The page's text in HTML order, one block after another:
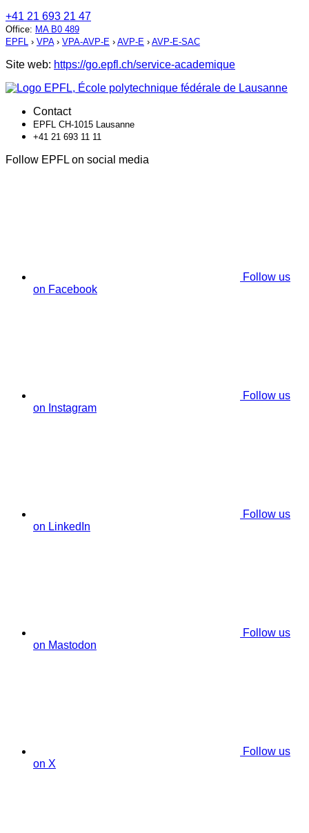
+41 21 693 21 47
Office: MA B0 489
EPFL › VPA› VPA-AVP-E › AVP-E › AVP-E-SAC
Site web: https://go.epfl.ch/service-academique
Contact
EPFL CH-1015 Lausanne
+41 21 693 11 11
Follow EPFL on social media
Follow us
on Facebook
Follow us
on Instagram
Follow us
on LinkedIn
Follow us
on Mastodon
Follow us
on X